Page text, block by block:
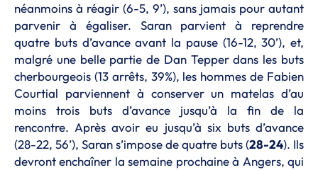
néanmoins à réagir (6-5, 9’), sans jamais pour autant
parvenir à égaliser. Saran parvient à reprendre
quatre buts d’avance avant la pause (16-12, 30’), et,
malgré une belle partie de Dan Tepper dans les buts
cherbourgeois (13 arrêts, 39%), les hommes de Fabien
Courtial parviennent à conserver un matelas d’au
moins trois buts d’avance jusqu’à la fin de la
rencontre. Après avoir eu jusqu’à six buts d’avance
(28-22, 56’), Saran s’impose de quatre buts (28-24). Ils
devront enchaîner la semaine prochaine à Angers, qui